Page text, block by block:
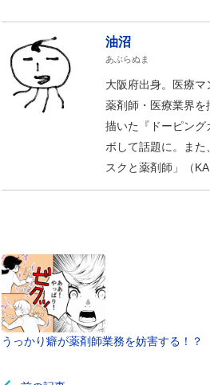
油沼
あぶらぬま
大阪府出身。医療マ
薬剤師・医療業界
描いた『ドーピング
ボして話題に。また
スクと薬剤師」（
うっかり癖が薬剤師業務を妨害する！？